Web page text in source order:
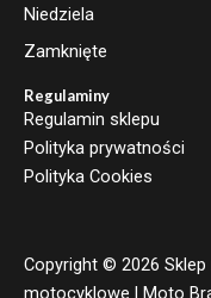
Niedziela
Zamknięte
Regulaminy
Regulamin sklepu
Polityka prywatności
Polityka Cookies
Copyright © 2026
motocyklowe | Moto